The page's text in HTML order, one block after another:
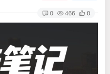
0 466 0